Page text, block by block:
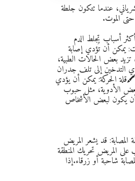
عندما تتكون جلطة
الموت.
أسباب تجلط الدم
يمكن أن تُؤدي إصابة
بعض الحالات الطبية،
التدخين إلى تلف جدران
الحركة: يمكن أن يؤدي
بعض الأدوية، مثل حبوب
أن يكون لبعض الأشخاص
قد يشعر المريض
المريض تحريك المنطقة
شاحبة أو زرقاء.إذا